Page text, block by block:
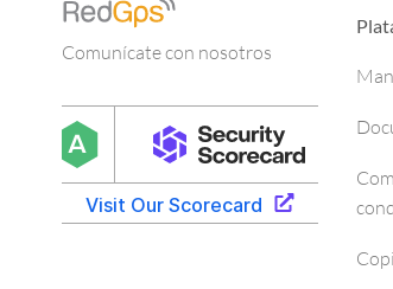
Comunícate con nosotros